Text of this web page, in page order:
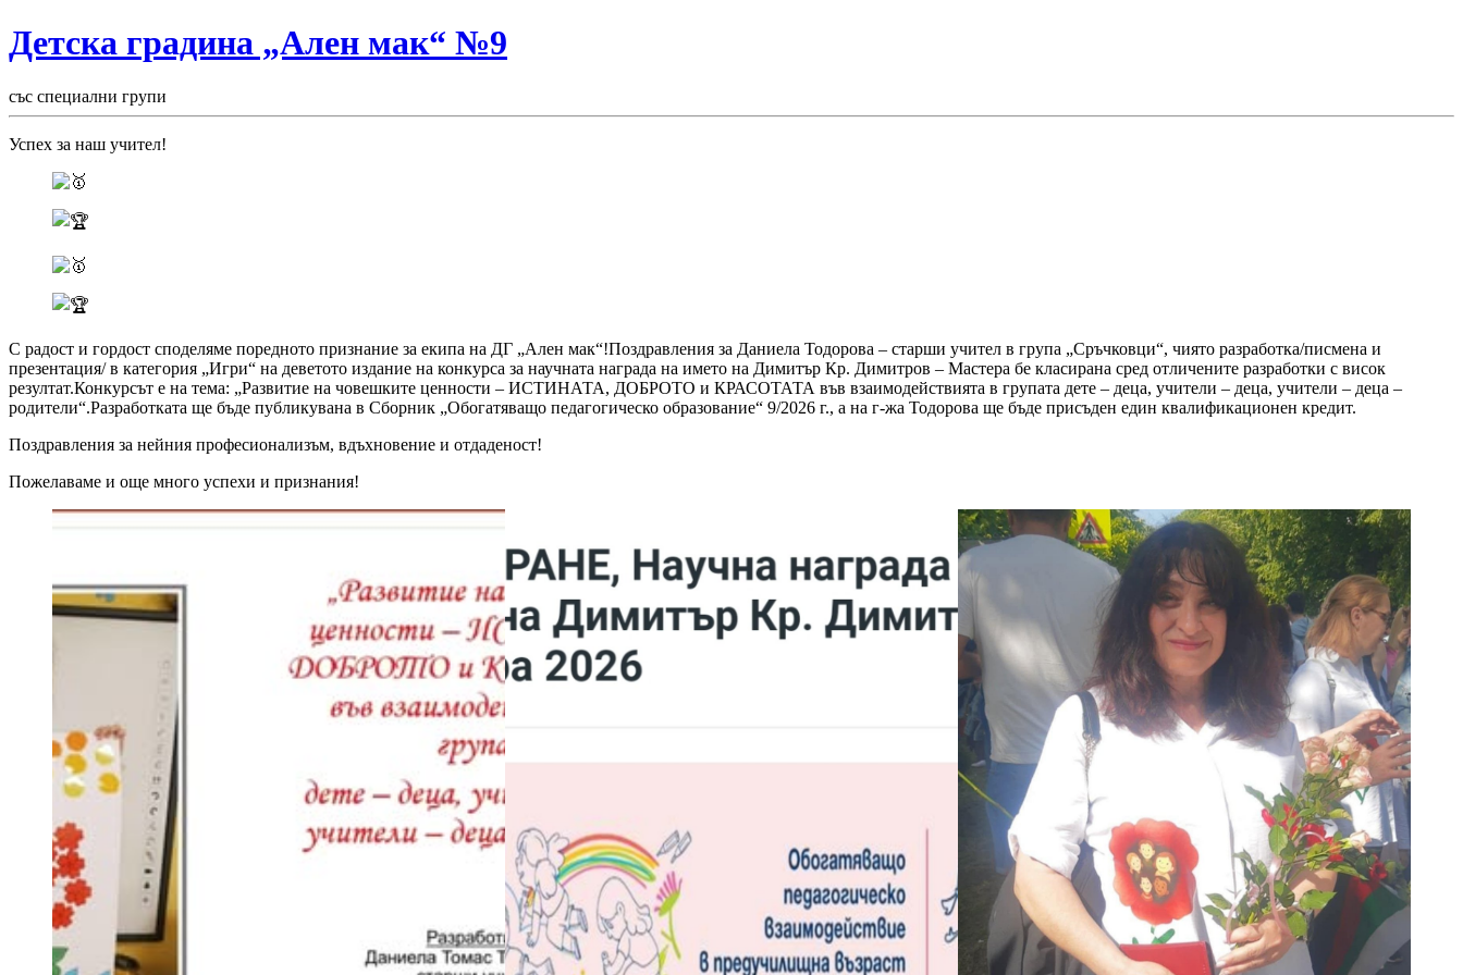
Детска градина „Ален мак“ №9
със специални групи
Успех за наш учител!
С радост и гордост споделяме поредното признание за екипа на ДГ „Ален мак“!Поздравления за Даниела Тодорова – старши учител в група „Сръчковци“, чиято разработка/писмена и
презентация/ в категория „Игри“ на деветото издание на конкурса за научната награда на името на Димитър Кр. Димитров – Мастера бе класирана сред отличените разработки с висок
резултат.Конкурсът е на тема: „Развитие на човешките ценности – ИСТИНАТА, ДОБРОТО и КРАСОТАТА във взаимодействията в групата дете – деца, учители – деца, учители – деца –
родители“.Разработката ще бъде публикувана в Сборник „Обогатяващо педагогическо образование“ 9/2026 г., а на г-жа Тодорова ще бъде присъден един квалификационен кредит.
Поздравления за нейния професионализъм, вдъхновение и отдаденост!
Пожелаваме и още много успехи и признания!